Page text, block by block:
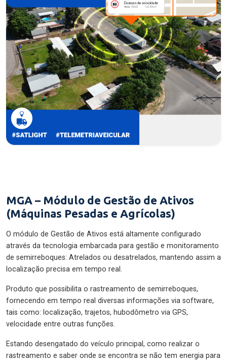
MGA – Módulo de Gestão de Ativos
(Máquinas Pesadas e Agrícolas)
O módulo de Gestão de Ativos está altamente configurado
através da tecnologia embarcada para gestão e monitoramento
de semirreboques: Atrelados ou desatrelados, mantendo assim a
localização precisa em tempo real.
Produto que possibilita o rastreamento de semirreboques,
fornecendo em tempo real diversas informações via software,
tais como: localização, trajetos, hubodômetro via GPS,
velocidade entre outras funções.
Estando desengatado do veículo principal, como realizar o
rastreamento e saber onde se encontra se não tem energia para